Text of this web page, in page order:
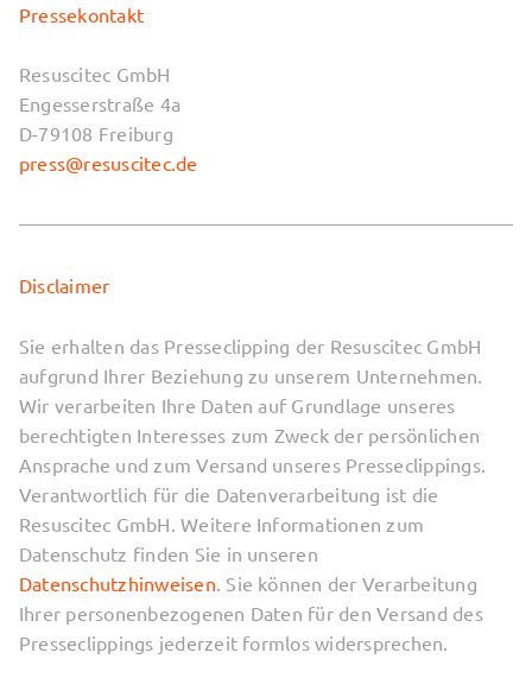
Pressekontakt
Resuscitec GmbH
Engesserstraße 4a
D-79108 Freiburg
press@resuscitec.de
Disclaimer
Sie erhalten das Presseclipping der Resuscitec GmbH
aufgrund Ihrer Beziehung zu unserem Unternehmen.
Wir verarbeiten Ihre Daten auf Grundlage unseres
berechtigten Interesses zum Zweck der persönlichen
Ansprache und zum Versand unseres Presseclippings.
Verantwortlich für die Datenverarbeitung ist die
Resuscitec GmbH. Weitere Informationen zum
Datenschutz finden Sie in unseren
Datenschutzhinweisen . Sie können der Verarbeitung
Ihrer personenbezogenen Daten für den Versand des
Presseclippings jederzeit formlos widersprechen.